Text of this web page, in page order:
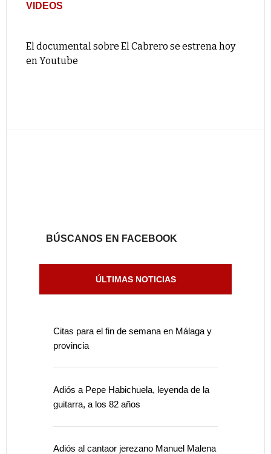
VIDEOS
El documental sobre El Cabrero se estrena hoy
en Youtube
BÚSCANOS EN FACEBOOK
ÚLTIMAS NOTICIAS
Citas para el fin de semana en Málaga y
provincia
Adiós a Pepe Habichuela, leyenda de la
guitarra, a los 82 años
Adiós al cantaor jerezano Manuel Malena